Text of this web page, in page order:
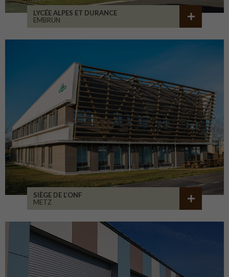
LYCÉE ALPES ET DURANCE
EMBRUN
SIÈGE DE L’ONF
METZ